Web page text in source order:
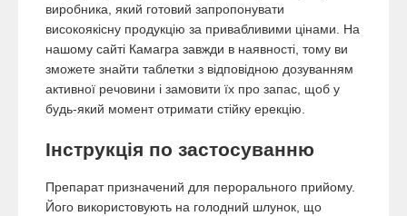
виробника, який готовий запропонувати
високоякісну продукцію за привабливими цінами. На
нашому сайті Камагра завжди в наявності, тому ви
зможете знайти таблетки з відповідною дозуванням
активної речовини і замовити їх про запас, щоб у
будь-який момент отримати стійку ерекцію.
Інструкція по застосуванню
Препарат призначений для перорального прийому.
Його використовують на голодний шлунок, що